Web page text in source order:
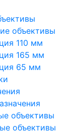
объективы
110 мм
165 мм
65 мм
объективы
объективы